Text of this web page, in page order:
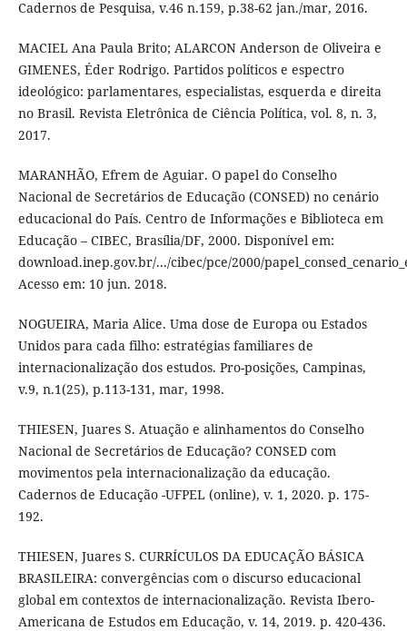
Cadernos de Pesquisa, v.46 n.159, p.38-62 jan./mar, 2016.
MACIEL Ana Paula Brito; ALARCON Anderson de Oliveira e
GIMENES, Éder Rodrigo. Partidos políticos e espectro
ideológico: parlamentares, especialistas, esquerda e direita
no Brasil. Revista Eletrônica de Ciência Política, vol. 8, n. 3,
2017.
MARANHÃO, Efrem de Aguiar. O papel do Conselho
Nacional de Secretários de Educação (CONSED) no cenário
educacional do País. Centro de Informações e Biblioteca em
Educação – CIBEC, Brasília/DF, 2000. Disponível em:
download.inep.gov.br/.../cibec/pce/2000/
Acesso em: 10 jun. 2018.
NOGUEIRA, Maria Alice. Uma dose de Europa ou Estados
Unidos para cada filho: estratégias familiares de
internacionalização dos estudos. Pro-posições, Campinas,
v.9, n.1(25), p.113-131, mar, 1998.
THIESEN, Juares S. Atuação e alinhamentos do Conselho
Nacional de Secretários de Educação? CONSED com
movimentos pela internacionalização da educação.
Cadernos de Educação -UFPEL (online), v. 1, 2020. p. 175-
192.
THIESEN, Juares S. CURRÍCULOS DA EDUCAÇÃO BÁSICA
BRASILEIRA: convergências com o discurso educacional
global em contextos de internacionalização. Revista Ibero-
Americana de Estudos em Educação, v. 14, 2019. p. 420-436.